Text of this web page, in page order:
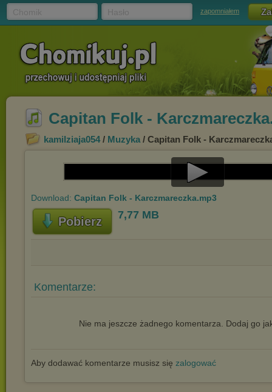
zapomniałem
Capitan Folk -
kamilziaja054/ Muzyka / Capitan Folk -
Play
Download: Capitan Folk - Karczmareczka.mp3
Pobierz 7,77 MB
Komentarze:
Nie ma jeszcze żadnego komentarza. Dodaj go
Aby dodawać komentarze musisz się zalogować